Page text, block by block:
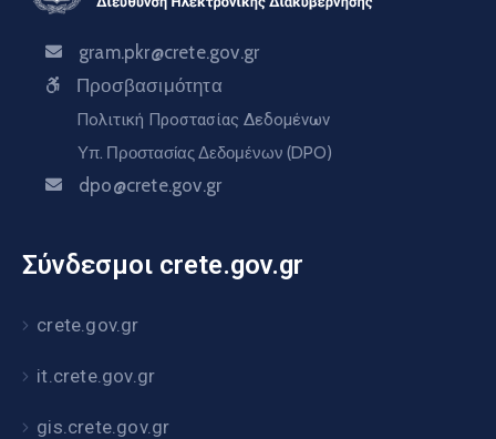
gram.pkr@crete.gov.gr
Προσβασιμότητα
Πολιτική Προστασίας Δεδομένων
Υπ. Προστασίας Δεδομένων (DPO)
dpo@crete.gov.gr
Σύνδεσμοι crete.gov.gr
crete.gov.gr
it.crete.gov.gr
gis.crete.gov.gr